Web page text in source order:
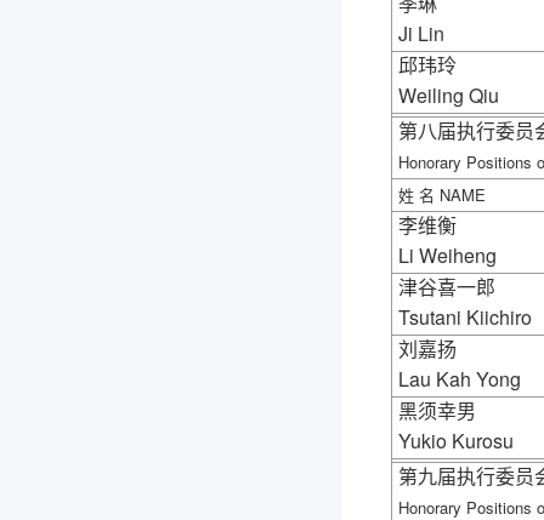
季琳
Ji Lin
邱玮玲
Weiling Qiu
第八届执行委员
Honorary Positions
姓 名 NAME
李维衡
Li Weiheng
津谷喜一郎
Tsutani Kiichiro
刘嘉扬
Lau Kah Yong
黑须幸男
Yukio Kurosu
第九届执行委员
Honorary Positions